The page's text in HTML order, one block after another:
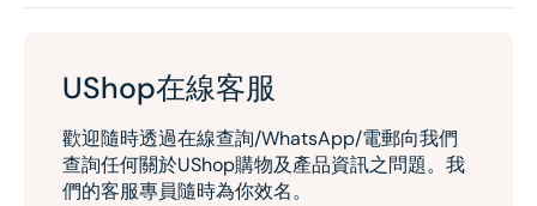
UShop在線客服
歡迎隨時透過在線查詢/WhatsApp/電郵向我們
查詢任何關於UShop購物及產品資訊之問題。我
們的客服專員隨時為你效名。